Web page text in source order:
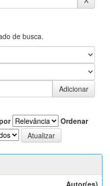
de busca.
Ordenar
Autor(es)